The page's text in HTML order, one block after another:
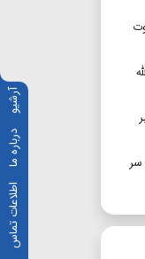
آرشیو
درباره ما
اطلاعات تماس
سر